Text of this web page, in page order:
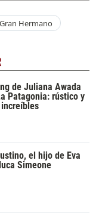
Gran Hermano
de Juliana Awada
Patagonia: rústico y
el hijo de Eva
Simeone